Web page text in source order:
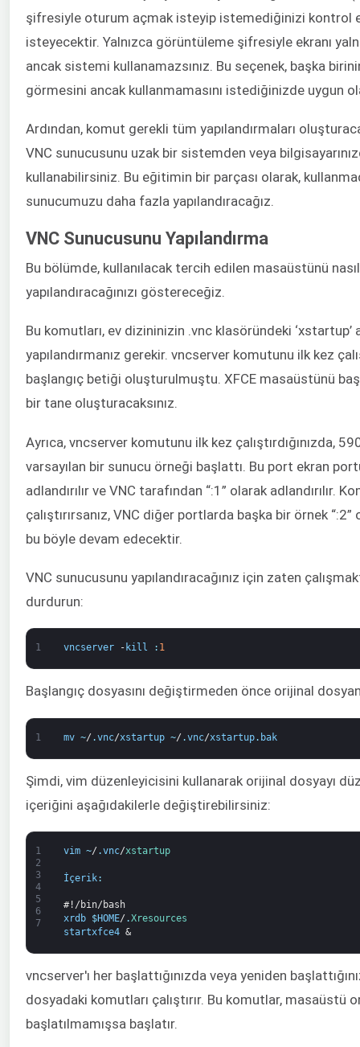
şifresiyle oturum açmak isteyip istemediğinizi kontrol
isteyecektir. Yalnızca görüntüleme şifresiyle ekranı
ancak sistemi kullanamazsınız. Bu seçenek, başka
görmesini ancak kullanmamasını istediğinizde uygun
Ardından, komut gerekli tüm yapılandırmaları
VNC sunucusunu uzak bir sistemden veya
kullanabilirsiniz. Bu eğitimin bir parçası olarak,
sunucumuzu daha fazla yapılandıracağız.
VNC Sunucusunu Yapılandırma
Bu bölümde, kullanılacak tercih edilen masaüstünü nasıl
yapılandıracağınızı göstereceğiz.
Bu komutları, ev dizininizin .vnc klasöründeki ‘xstartup’
yapılandırmanız gerekir. vncserver komutunu ilk kez
başlangıç betiği oluşturulmuştu. XFCE masaüstünü
bir tane oluşturacaksınız.
Ayrıca, vncserver komutunu ilk kez çalıştırdığınızda,
varsayılan bir sunucu örneği başlattı. Bu port ekran
adlandırılır ve VNC tarafından “:1” olarak adlandırılır.
çalıştırırsanız, VNC diğer portlarda başka bir örnek
bu böyle devam edecektir.
VNC sunucusunu yapılandıracağınız için zaten
durdurun:
1 vncserver - kill : 1
Başlangıç dosyasını değiştirmeden önce orijinal
1 mv ~/ .vnc/xstartup ~/ .vnc/xstartup. bak
Şimdi, vim düzenleyicisini kullanarak orijinal dosyayı
içeriğini aşağıdakilerle değiştirebilirsiniz:
1
2
3
4
5
6
7
vim ~/ .vnc/xstartup
İçerik:
#!/bin/bash
xrdb
$HOME/ .Xresources
startxfce4 &
vncserver'ı her başlattığınızda veya yeniden
dosyadaki komutları çalıştırır. Bu komutlar, masaüstü
başlatılmamışsa başlatır.